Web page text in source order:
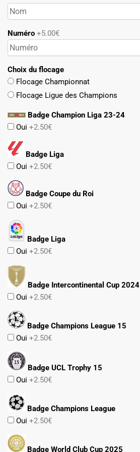
Numéro +5.00€
Choix du flocage
Flocage Championnat
Flocage Ligue des Champions
Badge Champion Liga 23-24
Oui +2.50€
Badge Liga
Oui +2.50€
Badge Coupe du Roi
Oui +2.50€
Badge Liga
Oui +2.50€
Badge Intercontinental Cup 2024
Oui +2.50€
Badge Champions League 15
Oui +2.50€
Badge UCL Trophy 15
Oui +2.50€
Badge Champions League
Oui +2.50€
Badge World Club Cup 2025